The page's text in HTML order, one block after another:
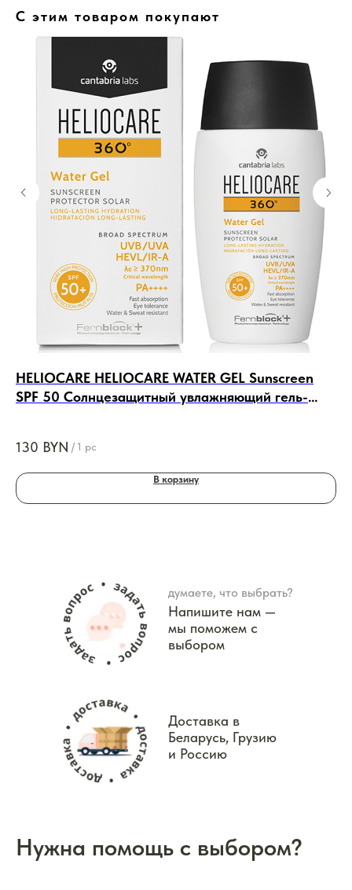
С этим товаром покупают
HELIOCARE HELIOCARE WATER GEL Sunscreen
SPF 50 Солнцезащитный увлажняющий гель-
130 BYN / 1 pc
В корзину
думаете, что выбрать?
Напишите нам —
мы поможем с
выбором
Доставка в
Беларусь, Грузию
и Россию
Нужна помощь с выбором?